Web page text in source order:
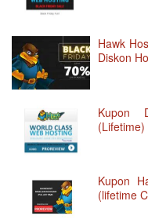
Hawk
Diskon
Kupon
(Lifetime)
Kupon
(lifetime